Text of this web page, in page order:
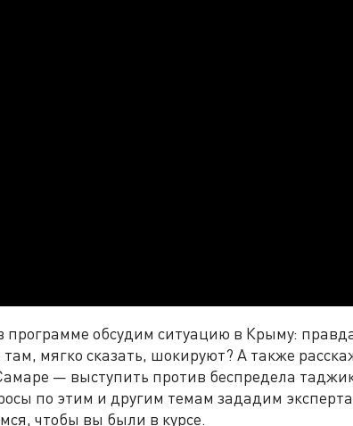
программе обсудим ситуацию в Крыму:
мягко сказать, шокируют? А также
— выступить против беспредела
по этим и другим темам зададим
чтобы вы были в курсе.